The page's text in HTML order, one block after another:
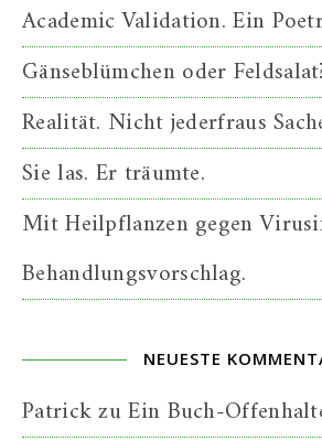
Academic Validation. Ein
Gänseblümchen oder
Realität. Nicht jederfraus
Sie las. Er träumte.
Mit Heilpflanzen gegen
Behandlungsvorschlag.
NEUESTE
PatrickzuEin Buch-